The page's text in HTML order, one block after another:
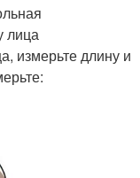
с квадратной
формой
лица
измерьте длину и